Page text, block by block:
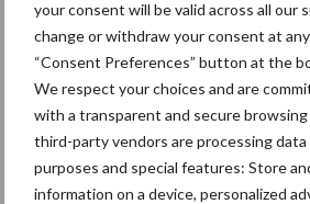
your consent will be valid across all our
change or withdraw your consent at
“Consent Preferences” button at the
We respect your choices and are
with a transparent and secure
third-party vendors are processing
purposes and special features: Store
information on a device, personalized
Bedrijfsnieuws